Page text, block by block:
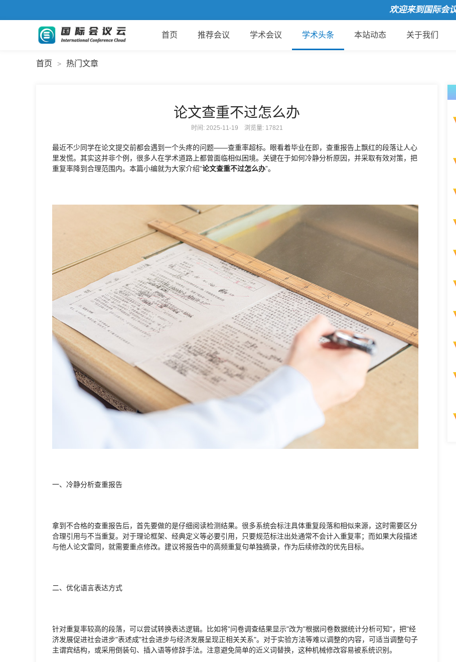
欢迎来到国际会议云！
首页 推荐会议 学术会议 学术头条 本站动态 关于我们
首页 > 热门文章
论文查重不过怎么办
时间: 2025-11-19 浏览量: 17821
最近不少同学在论文提交前都会遇到一个头疼的问题——查重率超标。眼看着毕业在即，查重报告上飘红的段落让人心
里发慌。其实这并非个例，很多人在学术道路上都曾面临相似困境。关键在于如何冷静分析原因，并采取有效对策，把
重复率降到合理范围内。本篇小编就为大家介绍“论文查重不过怎么办”。
一、冷静分析查重报告
拿到不合格的查重报告后，首先要做的是仔细阅读检测结果。很多系统会标注具体重复段落和相似来源，这时需要区分
合理引用与不当重复。对于理论框架、经典定义等必要引用，只要规范标注出处通常不会计入重复率；而如果大段描述
与他人论文雷同，就需要重点修改。建议将报告中的高频重复句单独摘录，作为后续修改的优先目标。
二、优化语言表达方式
针对重复率较高的段落，可以尝试转换表达逻辑。比如将"问卷调查结果显示"改为"根据问卷数据统计分析可知"，把"经
济发展促进社会进步"表述成"社会进步与经济发展呈现正相关关系"。对于实验方法等难以调整的内容，可适当调整句子
主谓宾结构，或采用倒装句、插入语等修辞手法。注意避免简单的近义词替换，这种机械修改容易被系统识别。